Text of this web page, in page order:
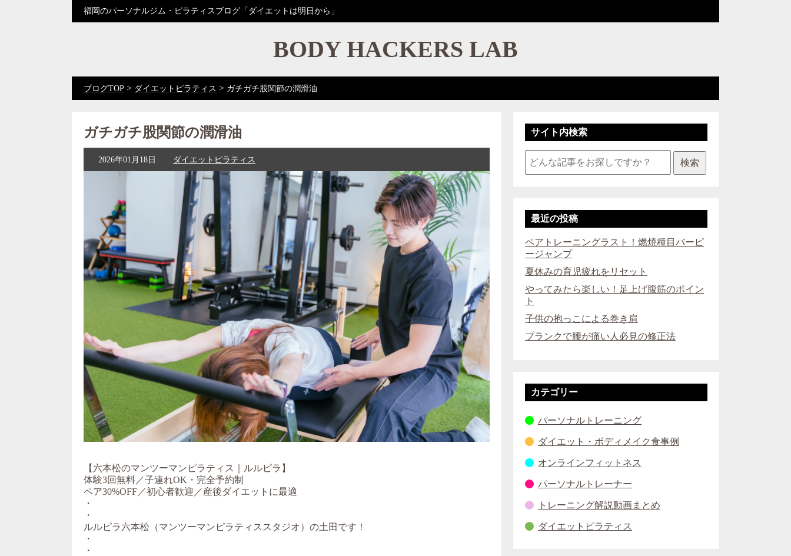
福岡のパーソナルジム・ピラティスブログ「ダイエットは明日から」
BODY HACKERS LAB
ブログTOP > ダイエットピラティス > ガチガチ股関節の潤滑油
ガチガチ股関節の潤滑油
2026年01月18日 ダイエットピラティス
【六本松のマンツーマンピラティス｜ルルピラ】
体験3回無料／子連れOK・完全予約制
ペア30%OFF／初心者歓迎／産後ダイエットに最適
・
・
ルルピラ六本松（マンツーマンピラティススタジオ）の土田です！
・
・
サイト内検索
検索
最近の投稿
ペアトレーニングラスト！燃焼種目バーピ
ージャンプ
夏休みの育児疲れをリセット
やってみたら楽しい！足上げ腹筋のポイン
ト
子供の抱っこによる巻き肩
プランクで腰が痛い人必見の修正法
カテゴリー
パーソナルトレーニング
ダイエット・ボディメイク食事例
オンラインフィットネス
パーソナルトレーナー
トレーニング解説動画まとめ
ダイエットピラティス